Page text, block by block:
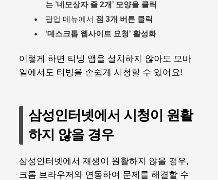
는 ’네모상자 줄 2개’ 모양을 클릭
팝업 메뉴에서 점 3개 버튼 클릭
‘데스크톱 웹사이트 요청’ 활성화
이렇게 하면 티빙 앱을 설치하지 않아도 모바
일에서도 티빙을 손쉽게 시청할 수 있어요!
삼성인터넷에서 시청이 원활
하지 않을 경우
삼성인터넷에서 재생이 원활하지 않을 경우,
크롬 브라우저와 연동하여 문제를 해결할 수